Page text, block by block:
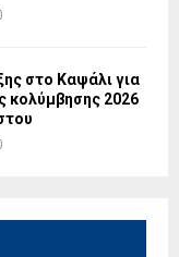
στο Καψάλι για
κολύμβησης 2026